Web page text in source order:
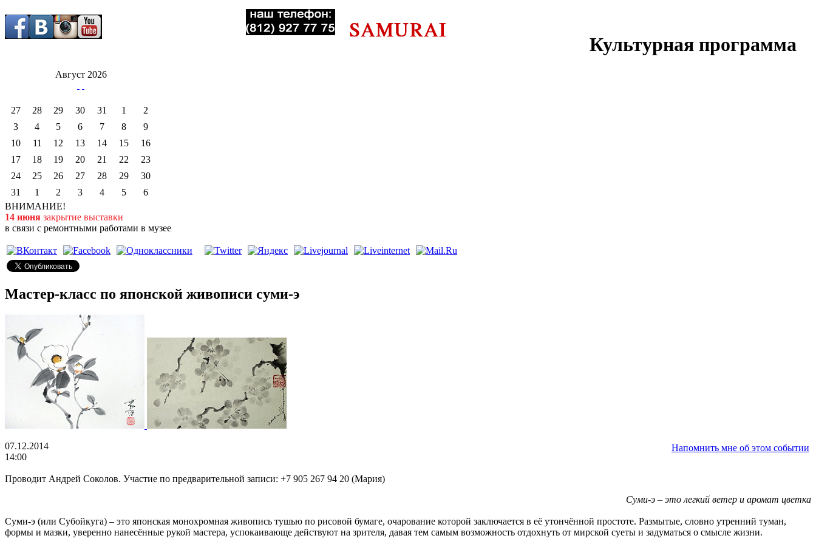
Культурная программа
Август 2026
27 28 29 30 31 1
2
3
4 5 6 7 8
9
10
11 12 13 14 15
16
17
18 19 20 21 22
23
24
25 26 27 28 29
30
31
1 2 3 4 5
6
ВНИМАНИЕ!
14 июня закрытие выставки
в связи с ремонтными работами в музее
Мастер-класс по японской живописи суми-э
Напомнить мне об этом событии
07.12.2014
14:00
Проводит Андрей Соколов. Участие по предварительной записи: +7 905 267 94 20 (Мария)
Суми-э – это легкий ветер и аромат цветка
Суми-э (или Субойкуга) – это японская монохромная живопись тушью по рисовой бумаге, очарование которой заключается в её утончённой простоте. Размытые, словно утренний туман,
формы и мазки, уверенно нанесённые рукой мастера, успокаивающе действуют на зрителя, давая тем самым возможность отдохнуть от мирской суеты и задуматься о смысле жизни.